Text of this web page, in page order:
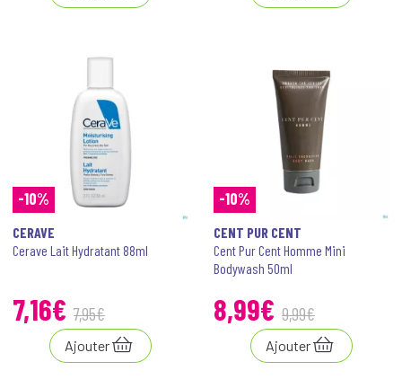
-10%
CERAVE
Cerave Lait Hydratant 88ml
7,16€ 7,95€
Ajouter
-10%
CENT PUR CENT
Cent Pur Cent Homme Mini
Bodywash 50ml
8,99€ 9,99€
Ajouter